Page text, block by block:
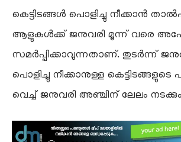
കെട്ടിടങ്ങൾ പൊളിച്ചു നീക്കാൻ
ആളുകൾക്ക് ജനുവരി മൂന്ന് വരെ
സമർപ്പിക്കാവുന്നതാണ്. തുടർന്ന്
പൊളിച്ചു നീക്കാനുള്ള
വെച്ച് ജനുവരി അഞ്ചിന് ലേലം